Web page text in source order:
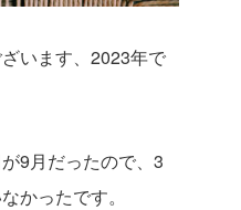
います、2023年で
9月だったので、3
かったです。